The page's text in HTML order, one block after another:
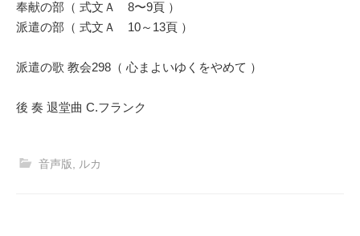
奉献の部（ 式文Ａ 8〜9頁 ）
派遣の部（ 式文Ａ 10～13頁 ）
派遣の歌 教会298（ 心まよいゆくをやめて ）
後 奏 退堂曲 C.フランク
音声版 ルカ